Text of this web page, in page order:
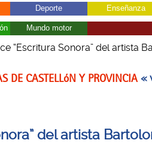
Deporte Enseñanza
Mundo motor
“Escritura Sonora” del artista
DE CASTELLóN Y PROVINCIA«
del artista